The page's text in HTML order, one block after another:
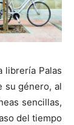
librería Palas
su género, al
sencillas,
del tiempo